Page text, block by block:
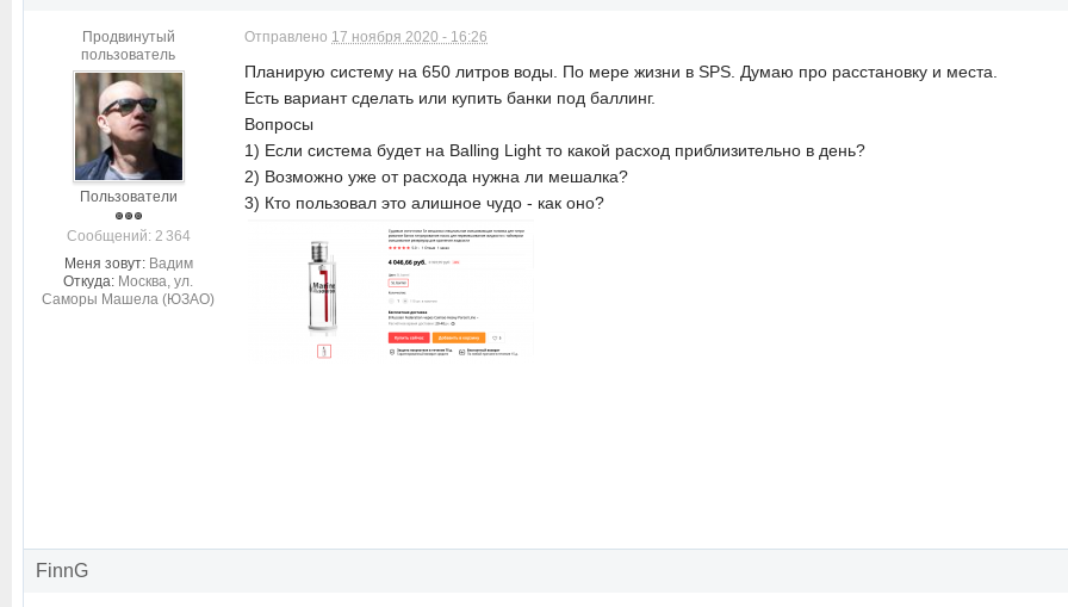
Продвинутый
пользователь
Пользователи
Cообщений: 2 364
Меня зовут: Вадим
Откуда: Москва, ул.
Саморы Машела (ЮЗАО)
Отправлено 17 ноября 2020 - 16:26
Планирую систему на 650 литров воды. По мере жизни в SPS. Думаю про расстановку и места.
Есть вариант сделать или купить банки под баллинг.
Вопросы
1) Если система будет на Balling Light то какой расход приблизительно в день?
2) Возможно уже от расхода нужна ли мешалка?
3) Кто пользовал это алишное чудо - как оно?
FinnG